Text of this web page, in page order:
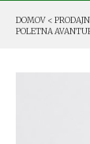
DOMOV <
POLETNA